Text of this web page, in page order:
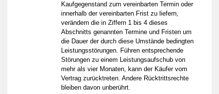
Kaufgegenstand zum vereinbarten Termin oder
innerhalb der vereinbarten Frist zu liefern,
verändern die in Ziffern 1 bis 4 dieses
Abschnitts genannten Termine und Fristen um
die Dauer der durch diese Umstände bedingten
Leistungsstörungen. Führen entsprechende
Störungen zu einem Leistungsaufschub von
mehr als vier Monaten, kann der Käufer vom
Vertrag zurücktreten. Andere Rücktrittsrechte
bleiben davon unberührt.